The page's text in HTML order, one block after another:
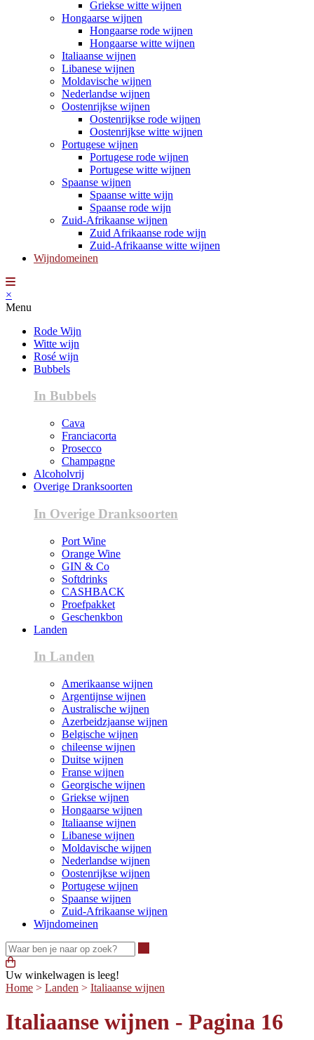
Griekse witte wijnen
Hongaarse wijnen
Hongaarse rode wijnen
Hongaarse witte wijnen
Italiaanse wijnen
Libanese wijnen
Moldavische wijnen
Nederlandse wijnen
Oostenrijkse wijnen
Oostenrijkse rode wijnen
Oostenrijkse witte wijnen
Portugese wijnen
Portugese rode wijnen
Portugese witte wijnen
Spaanse wijnen
Spaanse witte wijn
Spaanse rode wijn
Zuid-Afrikaanse wijnen
Zuid Afrikaanse rode wijn
Zuid-Afrikaanse witte wijnen
Wijndomeinen
×
Menu
Rode Wijn
Witte wijn
Rosé wijn
Bubbels
In Bubbels
Cava
Franciacorta
Prosecco
Champagne
Alcoholvrij
Overige Dranksoorten
In Overige Dranksoorten
Port Wine
Orange Wine
GIN & Co
Softdrinks
CASHBACK
Proefpakket
Geschenkbon
Landen
In Landen
Amerikaanse wijnen
Argentijnse wijnen
Australische wijnen
Azerbeidzjaanse wijnen
Belgische wijnen
chileense wijnen
Duitse wijnen
Franse wijnen
Georgische wijnen
Griekse wijnen
Hongaarse wijnen
Italiaanse wijnen
Libanese wijnen
Moldavische wijnen
Nederlandse wijnen
Oostenrijkse wijnen
Portugese wijnen
Spaanse wijnen
Zuid-Afrikaanse wijnen
Wijndomeinen
Uw winkelwagen is leeg!
Home > Landen > Italiaanse wijnen
Italiaanse wijnen - Pagina 16